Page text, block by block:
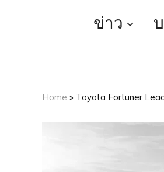
ข่าว
Home » Toyota Fortuner